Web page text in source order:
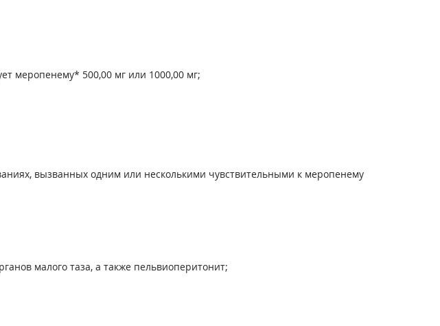
меропенему* 500,00 мг или 1000,00 мг;
вызванных одним или несколькими чувствительными к меропенему
малого таза, а также пельвиоперитонит;